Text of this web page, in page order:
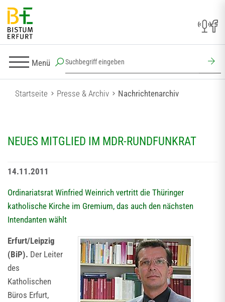
Menü
Startseite Presse & Archiv Nachrichtenarchiv
NEUES MITGLIED IM MDR-RUNDFUNKRAT
14.11.2011
Ordinariatsrat Winfried Weinrich vertritt die Thüringer
katholische Kirche im Gremium, das auch den nächsten
Intendanten wählt
Erfurt/Leipzig
(BiP). Der Leiter
des
Katholischen
Büros Erfurt,